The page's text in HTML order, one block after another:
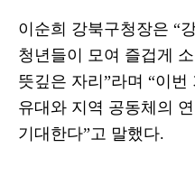
이순희 강북구청장은 “
청년들이 모여 즐겁게
뜻깊은 자리 ”라며 “이번
유대와 지역 공동체의
기대한다”고 말했다.